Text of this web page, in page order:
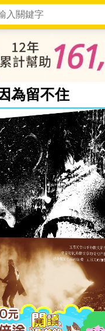
為留不住